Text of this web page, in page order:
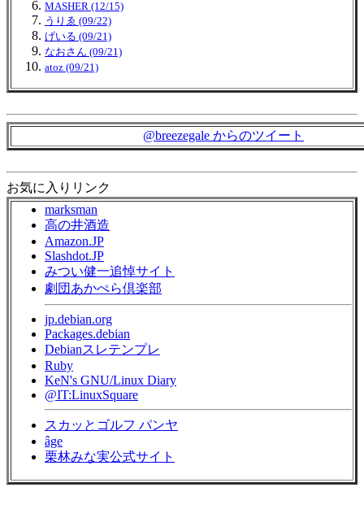
MASHER (12/15)
うりゑ (09/22)
げいる (09/21)
なおさん (09/21)
atoz (09/21)
@breezegale からのツイート
お気に入りリンク
marksman
高の井酒造
Amazon.JP
Slashdot.JP
みつい健一追悼サイト
劇団あかぺら倶楽部
jp.debian.org
Packages.debian
Debianスレテンプレ
Ruby
KeN's GNU/Linux Diary
@IT:LinuxSquare
スカッとゴルフ パンヤ
âge
栗林みな実公式サイト